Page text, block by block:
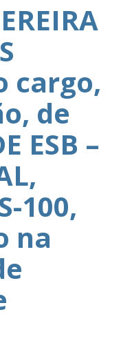
cargo,
de
ESB –
100,
na